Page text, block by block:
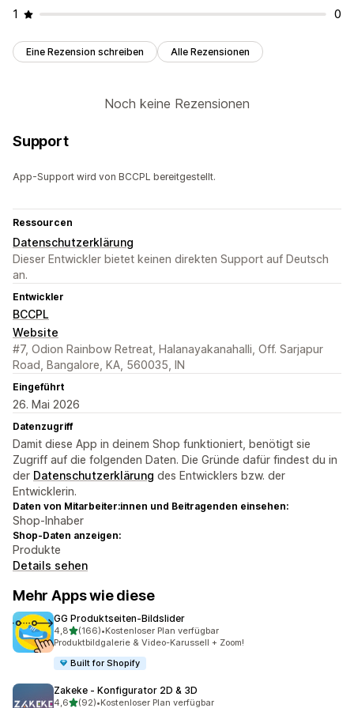
1 0
Eine Rezension schreiben Alle Rezensionen
Noch keine Rezensionen
Support
App-Support wird von BCCPL bereitgestellt.
Ressourcen
Datenschutzerklärung
Dieser Entwickler bietet keinen direkten Support auf Deutsch
an.
Entwickler
BCCPL
Website
#7, Odion Rainbow Retreat, Halanayakanahalli, Off. Sarjapur
Road, Bangalore, KA, 560035, IN
Eingeführt
26. Mai 2026
Datenzugriff
Damit diese App in deinem Shop funktioniert, benötigt sie
Zugriff auf die folgenden Daten. Die Gründe dafür findest du in
der Datenschutzerklärung des Entwicklers bzw. der
Entwicklerin.
Daten von Mitarbeiter:innen und Beitragenden einsehen:
Shop-Inhaber
Shop-Daten anzeigen:
Produkte
Details sehen
Mehr Apps wie diese
GG Produktseiten‑Bildslider
4,8von 5 Sternen
(166)
166 Rezensionen insgesamt
•Kostenloser Plan verfügbar
Produktbildgalerie & Video-Karussell + Zoom!
Built for Shopify
Zakeke ‑ Konfigurator 2D & 3D
4,6von 5 Sternen
(92)•Kostenloser Plan verfügbar